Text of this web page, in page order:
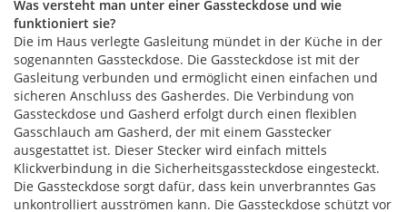
Was versteht man unter einer Gassteckdose und wie
funktioniert sie?
Die im Haus verlegte Gasleitung mündet in der Küche in der
sogenannten Gassteckdose. Die Gassteckdose ist mit der
Gasleitung verbunden und ermöglicht einen einfachen und
sicheren Anschluss des Gasherdes. Die Verbindung von
Gassteckdose und Gasherd erfolgt durch einen flexiblen
Gasschlauch am Gasherd, der mit einem Gasstecker
ausgestattet ist. Dieser Stecker wird einfach mittels
Klickverbindung in die Sicherheitsgassteckdose eingesteckt.
Die Gassteckdose sorgt dafür, dass kein unverbranntes Gas
unkontrolliert ausströmen kann. Die Gassteckdose schützt vor